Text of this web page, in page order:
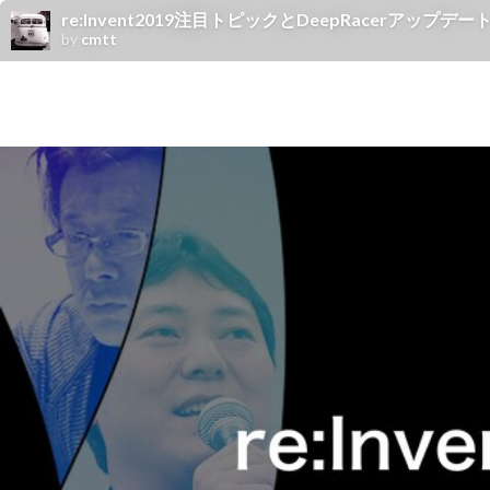
re:Invent2019注目トピックとDeepRacerアップデー
by cmtt